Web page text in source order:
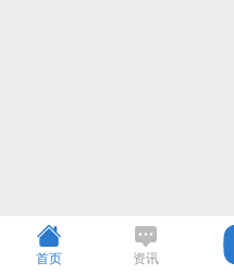
首页 资讯